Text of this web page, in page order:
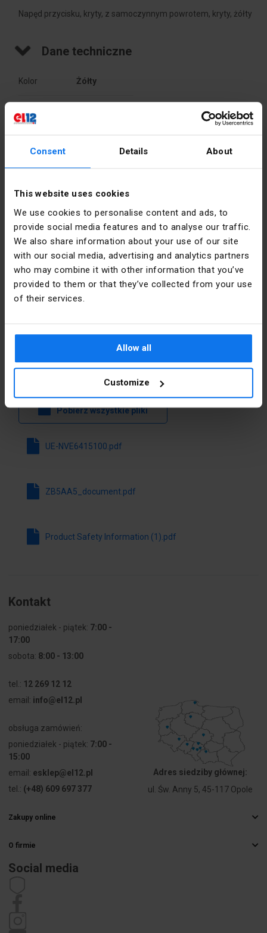
Consent Details About
This website uses cookies
We use cookies to personalise content and ads, to
provide social media features and to analyse our traffic.
We also share information about your use of our site
with our social media, advertising and analytics partners
who may combine it with other information that you’ve
provided to them or that they’ve collected from your use
of their services.
Allow all
Customize
Napęd przycisku, kryty, z samoczynnym powrotem, kryty, żółty
Dane techniczne
Kolor Żółty
dokładny
PKWIU
Pozostałe dane techniczne
Kolor
przycisku
Żółty
Liczba
pozycji
1
przycisku
Z
podświetleniem
nie
samopowrotu
nie
pierścieniem
czołowym
czołowego
pierścienia
czołowego
Stopień
ochrony (IP)
części
IP66
ochrony
frontowej
Dane producenta
Producent
Schneider
Polska
Adres
02-673
Warszawa
Konstruktorska
Email poland.helpdesk@se.com
Pliki do pobrania
Pobierz wszystkie pliki
UE-NVE6415100.pdf
ZB5AA5_document.pdf
Product Safety Information (1).pdf
Kontakt
poniedziałek - piątek: 7:00 -
17:00
sobota: 8:00 - 13:00
tel.: 12 269 12 12
email: info@el12.pl
obsługa zamówień:
poniedziałek - piątek: 7:00 -
15:00
email: esklep@el12.pl
tel.: (+48) 609 697 377
Adres siedziby głównej:
ul. Św. Anny 5, 45-117 Opole
Zakupy online
Sposoby dostawy
Płatności
O firmie
Kariera
Social media